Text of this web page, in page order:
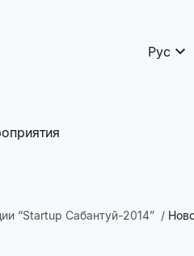
Рус
“Startup Сабантуй-2014”